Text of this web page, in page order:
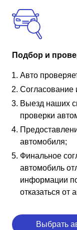
Подбор и
Авто
Согласование
Выезд наших
проверки
автомобиля;
Финальное
автомобиль
информации по
отказаться от
Выбрать